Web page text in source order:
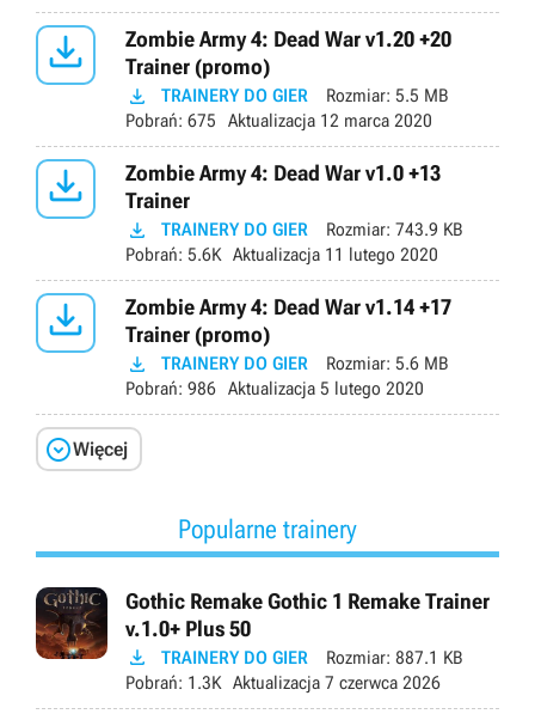

Zombie Army 4: Dead War v1.20 +20
Trainer (promo)
 TRAINERY DO GIER Rozmiar: 5.5 MB
Pobrań: 675 Aktualizacja 12 marca 2020

Zombie Army 4: Dead War v1.0 +13
Trainer
 TRAINERY DO GIER Rozmiar: 743.9 KB
Pobrań: 5.6K Aktualizacja 11 lutego 2020

Zombie Army 4: Dead War v1.14 +17
Trainer (promo)
 TRAINERY DO GIER Rozmiar: 5.6 MB
Pobrań: 986 Aktualizacja 5 lutego 2020
Więcej
Popularne trainery
Gothic Remake Gothic 1 Remake Trainer
v.1.0+ Plus 50
 TRAINERY DO GIER Rozmiar: 887.1 KB
Pobrań: 1.3K Aktualizacja 7 czerwca 2026